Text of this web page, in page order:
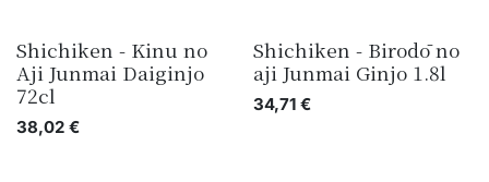
Shichiken - Kinu no
Aji Junmai Daiginjo
72cl
38,02 €
Shichiken - Birodō no
aji Junmai Ginjo 1.8l
34,71€